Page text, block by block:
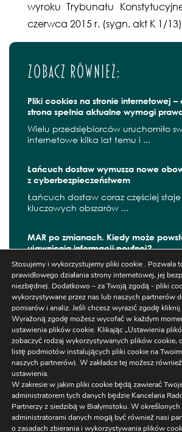
wyroku Trybunału
czerwca 2015 r. (sygn. akt K 1/
Zobacz również:
Pliki cookies na stronie internetowej –
strona spełnia aktualne wymogi
Wielu przedsiębiorców uruchomiło
internetowe kilka lat temu i ...
Łańcuch dostaw wymusza nowe
z cyberbezpieczeństwem
Łańcuch dostaw coraz częściej staje
kluczowych obszarów ...
MAR po zmianach. Kiedy może
ujawnienia informacji poufnej?
W czerwcu 2026 r. zaczęły
zmiany wynikające z ...
Stosujemy i wykorzystujemy pliki cookie . Pozwala
prawidłowego działania strony internetowej, jej
niezbędne). Dodatkowo – za Twoją zgodą - pliki
wykorzystywane przez nas lub naszych partnerów
pomiarów i analiz. Jeśli chcesz wyrazić zgodę kliknij
Wyrażoną zgodę możesz wycofać w każdym
ustawienia plików cookie. Klikając „Ustawienia
zobaczyć rodzaj wykorzystywanych plików cookie,
listę podmiotów instalujących pliki cookie na
naszych partnerów). W zakładce tej możesz
ustawienia.
W zakresie w jakim pliki cookie będą zawierać
administratorem tych danych będzie Kancelaria
Partnerzy z siedzibą w Białymstoku. W
administratorami danych mogą być również nasi
o zasadach zbierania i wykorzystywania plików